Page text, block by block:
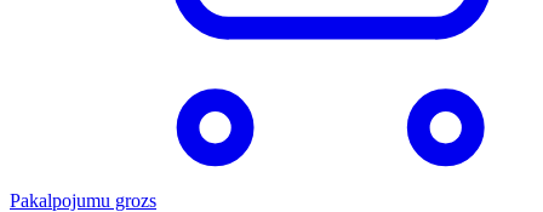
Pakalpojumu grozs